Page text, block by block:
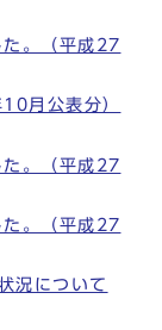
。（平成27
月公表分）
。（平成27
。（平成27
況について